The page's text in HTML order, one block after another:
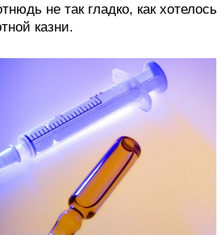
не так гладко, как хотелось
казни.